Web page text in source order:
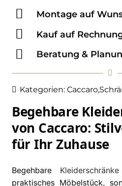
Montage auf
Kauf auf
Beratung &
Kategorien:Caccaro,
Begehbare
von Caccaro:
für Ihr Zuhause
Begehbare Kleiderschränke
praktisches Möbelstück,